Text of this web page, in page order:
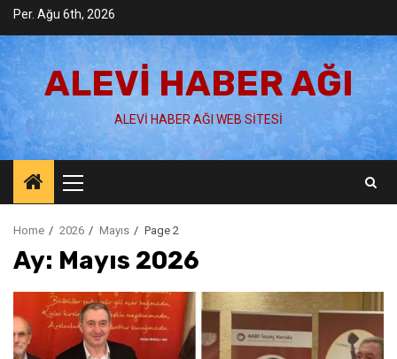
Skip
content
Per. Ağu 6th, 2026
ALEVI HABER AĞI
ALEVI HABER AĞI WEB SITESI
Menu
Home 2026 Mayıs Page 2
Ay: Mayıs 2026